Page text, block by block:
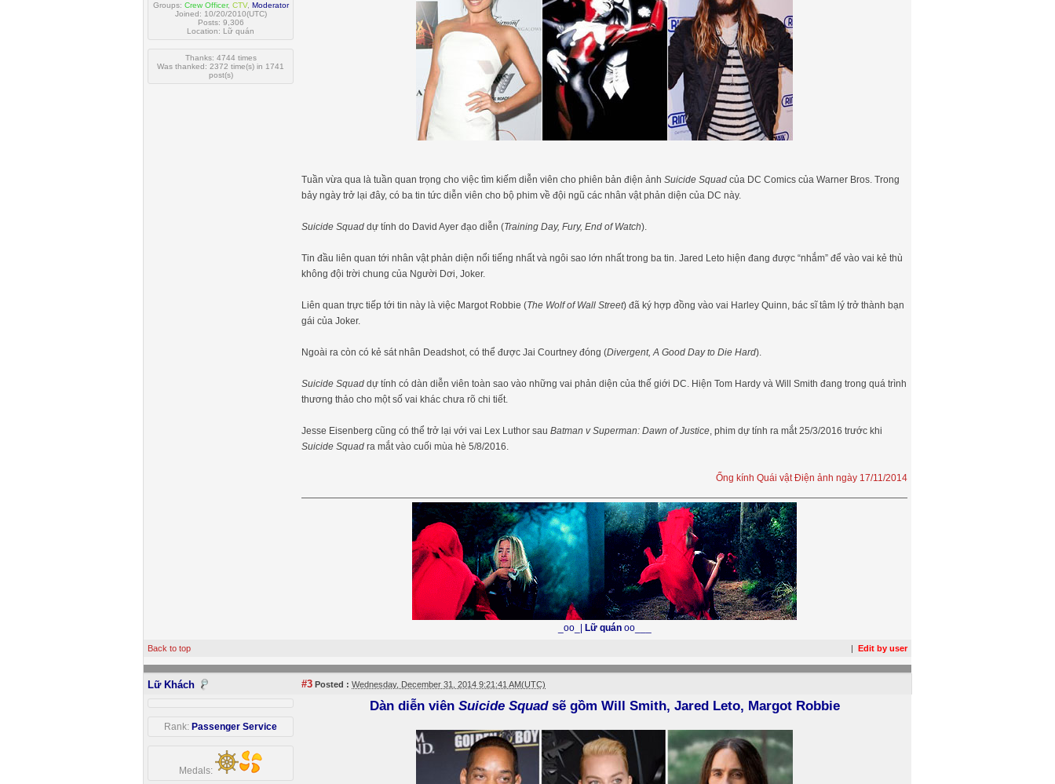
Groups: Crew Officer, CTV, Moderator
Joined: 10/20/2010(UTC)
Posts: 9,306
Location: Lữ quán
Thanks: 4744 times
Was thanked: 2372 time(s) in 1741
post(s)
Tuần vừa qua là tuần quan trọng cho việc tìm kiếm diễn viên cho phiên bản điện ảnh Suicide Squad của DC Comics của Warner Bros. Trong
bảy ngày trở lại đây, có ba tin tức diễn viên cho bộ phim về đội ngũ các nhân vật phản diện của DC này.
Suicide Squad dự tính do David Ayer đạo diễn (Training Day, Fury, End of Watch).
Tin đầu liên quan tới nhân vật phản diện nổi tiếng nhất và ngôi sao lớn nhất trong ba tin. Jared Leto hiện đang được “nhắm” để vào vai kẻ thù
không đội trời chung của Người Dơi, Joker.
Liên quan trực tiếp tới tin này là việc Margot Robbie (The Wolf of Wall Street) đã ký hợp đồng vào vai Harley Quinn, bác sĩ tâm lý trở thành bạn
gái của Joker.
Ngoài ra còn có kẻ sát nhân Deadshot, có thể được Jai Courtney đóng (Divergent, A Good Day to Die Hard).
Suicide Squad dự tính có dàn diễn viên toàn sao vào những vai phản diện của thế giới DC. Hiện Tom Hardy và Will Smith đang trong quá trình
thương thảo cho một số vai khác chưa rõ chi tiết.
Jesse Eisenberg cũng có thể trở lại với vai Lex Luthor sau Batman v Superman: Dawn of Justice, phim dự tính ra mắt 25/3/2016 trước khi
Suicide Squad ra mắt vào cuối mùa hè 5/8/2016.
Ống kính Quái vật Điện ảnh ngày 17/11/2014
_oo_| Lữ quán oo___
Back to top | Edit by user
Lữ Khách #3 Posted : Wednesday, December 31, 2014 9:21:41 AM(UTC)
Rank: Passenger Service
Medals:
Dàn diễn viên Suicide Squad sẽ gồm Will Smith, Jared Leto, Margot Robbie